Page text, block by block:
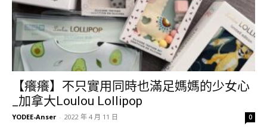
【癢癢】不只實用同時也滿足媽媽的少女心
_加拿大Loulou Lollipop
YODEE-Anser - 2022 年 4 月 11 日 0